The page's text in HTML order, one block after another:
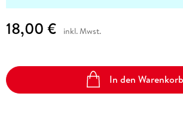
18,00 € inkl. Mwst.
In den Warenkorb